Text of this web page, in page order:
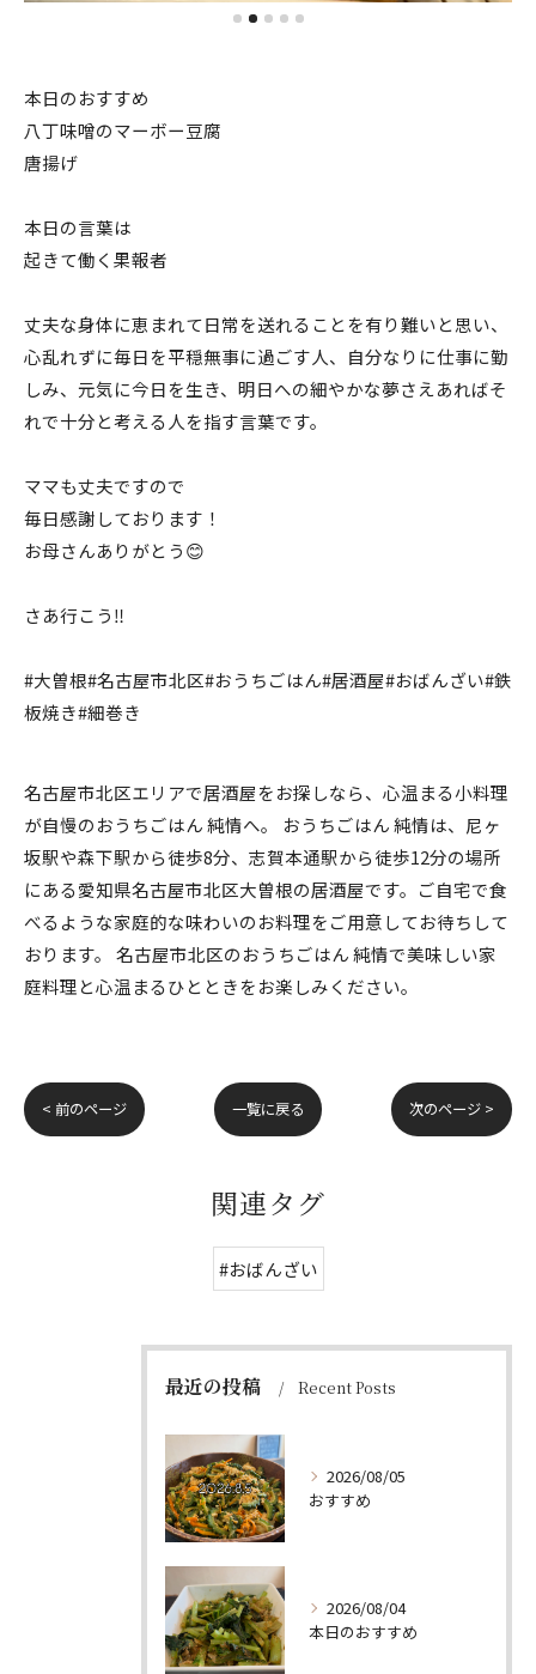
本日のおすすめ
八丁味噌のマーボー豆腐
唐揚げ
本日の言葉は
起きて働く果報者
丈夫な身体に恵まれて日常を送れることを有り難いと思い、
心乱れずに毎日を平穏無事に過ごす人、自分なりに仕事に勤
しみ、元気に今日を生き、明日への細やかな夢さえあればそ
れで十分と考える人を指す言葉です。
ママも丈夫ですので
毎日感謝しております！
お母さんありがとう😊
さあ行こう‼️
#大曽根#名古屋市北区#おうちごはん#居酒屋#おばんざい#鉄
板焼き#細巻き
名古屋市北区エリアで居酒屋をお探しなら、心温まる小料理
が自慢のおうちごはん 純情へ。 おうちごはん 純情は、尼ヶ
坂駅や森下駅から徒歩8分、志賀本通駅から徒歩12分の場所
にある愛知県名古屋市北区大曽根の居酒屋です。ご自宅で食
べるような家庭的な味わいのお料理をご用意してお待ちして
おります。 名古屋市北区のおうちごはん 純情で美味しい家
庭料理と心温まるひとときをお楽しみください。
< 前のページ 一覧に戻る 次のページ >
関連タグ
#おばんざい
最近の投稿 Recent Posts
2026/08/05
おすすめ
2026/08/04
本日のおすすめ